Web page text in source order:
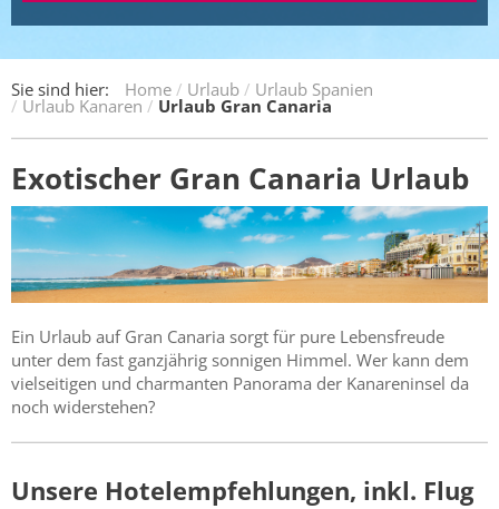
Sie sind hier: Home Urlaub Urlaub Spanien
Urlaub Kanaren Urlaub Gran Canaria
Exotischer Gran Canaria Urlaub
Ein Urlaub auf Gran Canaria sorgt für pure Lebensfreude
unter dem fast ganzjährig sonnigen Himmel. Wer kann dem
vielseitigen und charmanten Panorama der Kanareninsel da
noch widerstehen?
Unsere Hotelempfehlungen, inkl. Flug